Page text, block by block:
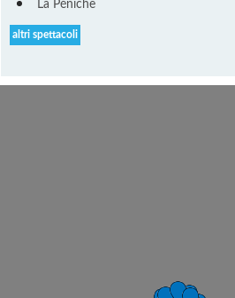
La Péniche
altri spettacoli